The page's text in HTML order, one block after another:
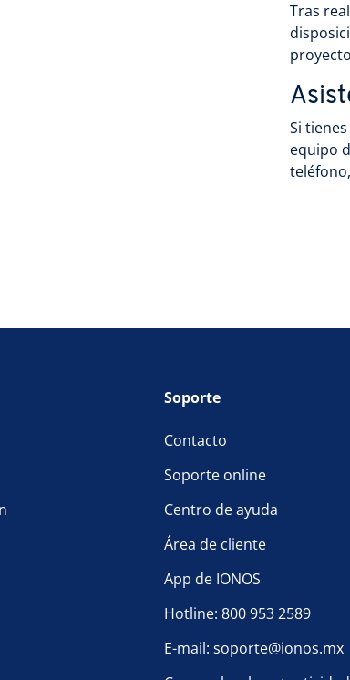
Tras
Si
equipo
Soporte
Contacto
Soporte online
Centro de ayuda
Área de cliente
App de IONOS
Hotline: 800 953 2589
E-mail: soporte@ionos.mx